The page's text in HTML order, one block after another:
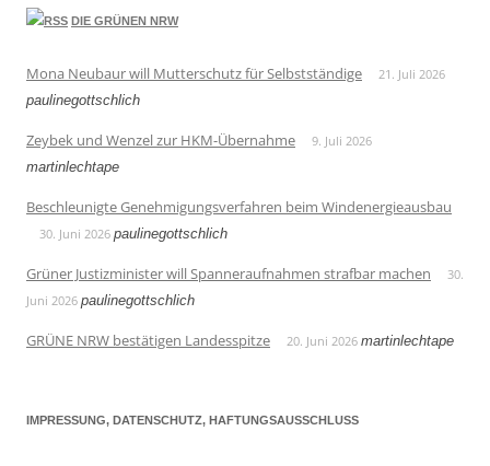
DIE GRÜNEN NRW
Mona Neubaur will Mutterschutz für Selbstständige
21. Juli 2026
paulinegottschlich
Zeybek und Wenzel zur HKM-Übernahme
9. Juli 2026
martinlechtape
Beschleunigte Genehmigungsverfahren beim Windenergieausbau
30. Juni 2026 paulinegottschlich
Grüner Justizminister will Spanneraufnahmen strafbar machen
30.
Juni 2026 paulinegottschlich
GRÜNE NRW bestätigen Landesspitze 20. Juni 2026 martinlechtape
IMPRESSUNG, DATENSCHUTZ, HAFTUNGSAUSSCHLUSS